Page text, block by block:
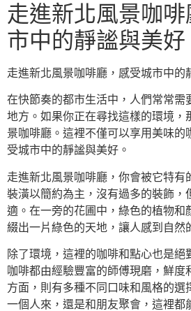
走進新北風景咖
市中的靜謐與美好
走進新北風景咖啡廳，感受城市中的
在快節奏的都市生活中，人們常常需
地方。如果你正在尋找這樣的環境，
景咖啡廳。這裡不僅可以享用美味的
受城市中的靜謐與美好。
走進新北風景咖啡廳，你會被它特有
裝潢以簡約為主，沒有過多的裝飾，
適。在一旁的花圃中，綠色的植物和
綴出一片綠色的天地，讓人感到自然
除了環境，這裡的咖啡和點心也是絕
咖啡都由經驗豐富的師傅現磨，鮮度
方面，則有多種不同口味和風格的選
一個人來，還是和朋友聚會，這裡都